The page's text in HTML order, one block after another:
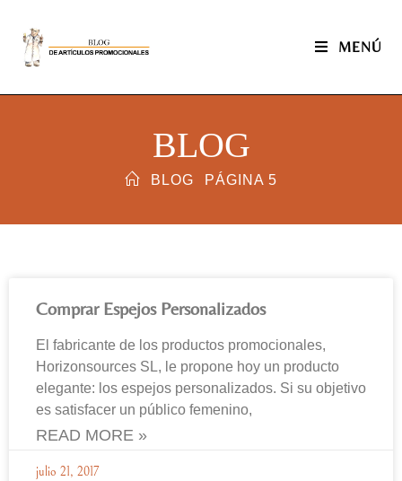
MENÚ
BLOG
BLOG PÁGINA 5
Comprar Espejos Personalizados
El fabricante de los productos promocionales,
Horizonsources SL, le propone hoy un producto
elegante: los espejos personalizados. Si su objetivo
es satisfacer un público femenino,
READ MORE »
julio 21, 2017